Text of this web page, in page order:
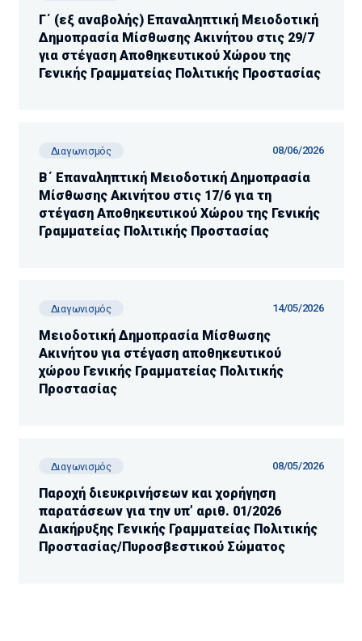
Γ΄ (εξ αναβολής) Επαναληπτική Μειοδοτική
Δημοπρασία Μίσθωσης Ακινήτου στις 29/7
για στέγαση Αποθηκευτικού Χώρου της
Γενικής Γραμματείας Πολιτικής Προστασίας
Διαγωνισμός 08/06/2026
Β΄ Επαναληπτική Μειοδοτική Δημοπρασία
Μίσθωσης Ακινήτου στις 17/6 για τη
στέγαση Αποθηκευτικού Χώρου της Γενικής
Γραμματείας Πολιτικής Προστασίας
Διαγωνισμός 14/05/2026
Μειοδοτική Δημοπρασία Μίσθωσης
Ακινήτου για στέγαση αποθηκευτικού
χώρου Γενικής Γραμματείας Πολιτικής
Προστασίας
Διαγωνισμός 08/05/2026
Παροχή διευκρινήσεων και χορήγηση
παρατάσεων για την υπ’ αριθ. 01/2026
Διακήρυξης Γενικής Γραμματείας Πολιτικής
Προστασίας/Πυροσβεστικού Σώματος